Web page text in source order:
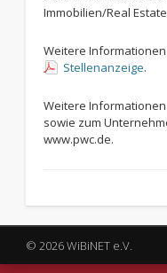
Immobilien/Real
Weitere
Stellenanzeige.
Weitere
sowie zum
www.pwc.de.
© 2026 WiBiNET e.V.